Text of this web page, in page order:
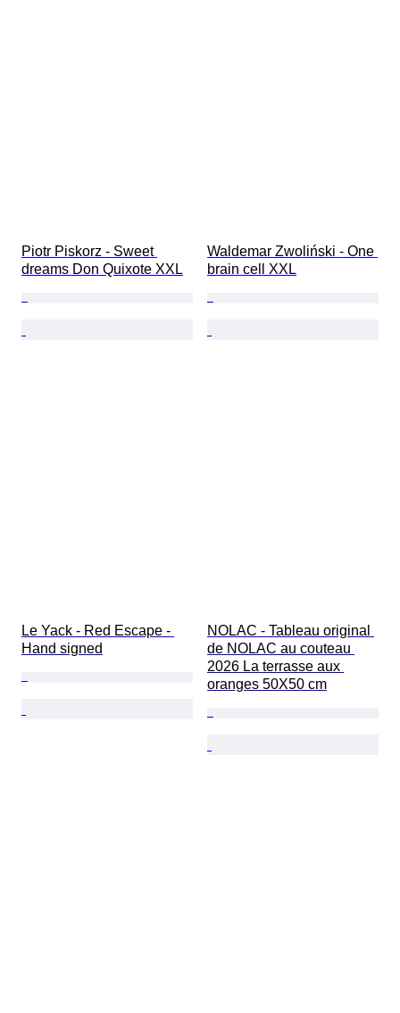
Piotr Piskorz - Sweet
dreams Don Quixote XXL
Waldemar Zwoliński - One
brain cell XXL
Le Yack - Red Escape -
Hand signed
NOLAC - Tableau original
de NOLAC au couteau
2026 La terrasse aux
oranges 50X50 cm